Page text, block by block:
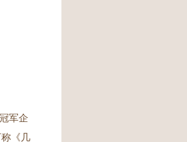
军企
《几